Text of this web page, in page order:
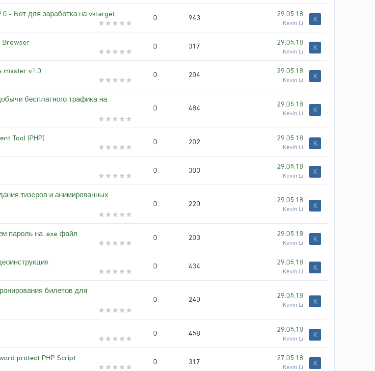
- Бот для заработка на vktarget 0 943 29.05.18
Kevin Li K
Browser 0 317 29.05.18
Kevin Li K
master v1.0 0 204 29.05.18
Kevin Li K
бесплатного трафика на
0 484 29.05.18
Kevin Li K
Tool (PHP) 0 202 29.05.18
Kevin Li K
0 303 29.05.18
Kevin Li K
тизеров и анимированных
0 220 29.05.18
Kevin Li K
пароль на .exe файл. 0 203 29.05.18
Kevin Li K
0 434 29.05.18
Kevin Li K
билетов для
0 240 29.05.18
Kevin Li K
0 458 29.05.18
Kevin Li K
protect PHP Script 0 317 27.05.18
Kevin Li K